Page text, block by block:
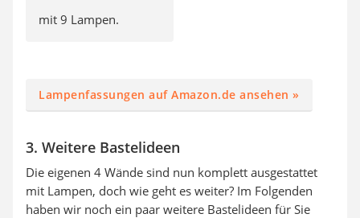
mit 9 Lampen.
Lampenfassungen auf Amazon.de ansehen »
3. Weitere Bastelideen
Die eigenen 4 Wände sind nun komplett ausgestattet
mit Lampen, doch wie geht es weiter? Im Folgenden
haben wir noch ein paar weitere Bastelideen für Sie